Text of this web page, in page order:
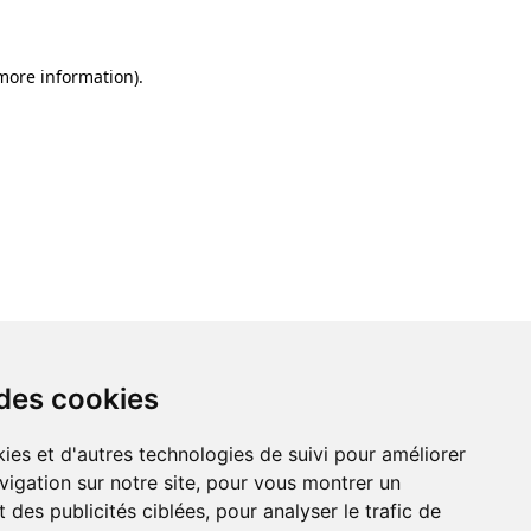
cookies
et d'autres technologies de suivi pour améliorer
sur notre site, pour vous montrer un
des publicités ciblées, pour analyser le trafic de
information).